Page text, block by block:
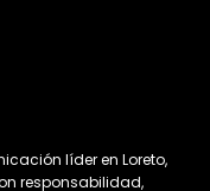
líder en Loreto,
responsabilidad,